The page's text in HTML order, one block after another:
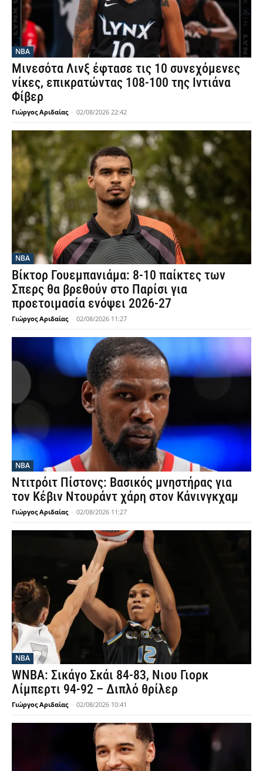
NBA
Μινεσότα Λινξ έφτασε τις 10 συνεχόμενες
νίκες, επικρατώντας 108-100 της Ιντιάνα
Φίβερ
Γιώργος Αριδαίας - 02/08/2026 22:42
NBA
Βίκτορ Γουεμπανιάμα: 8-10 παίκτες των
Σπερς θα βρεθούν στο Παρίσι για
προετοιμασία ενόψει 2026-27
Γιώργος Αριδαίας - 02/08/2026 11:27
NBA
Ντιτρόιτ Πίστονς: Βασικός μνηστήρας για
τον Κέβιν Ντουράντ χάρη στον Κάνινγκχαμ
Γιώργος Αριδαίας - 02/08/2026 11:27
NBA
WNBA: Σικάγο Σκάι 84-83, Νιου Γιορκ
Λίμπερτι 94-92 – Διπλό θρίλερ
Γιώργος Αριδαίας - 02/08/2026 10:41